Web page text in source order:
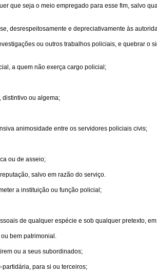
que seja o meio empregado para esse fim, salvo
desrespeitosamente e depreciativamente às
ou outros trabalhos policiais, e quebrar
a quem não exerça cargo policial;
distintivo ou algema;
animosidade entre os servidores policiais civis;
ou de asseio;
salvo em razão do serviço.
a instituição ou função policial;
de qualquer espécie e sob qualquer pretexto,
bem patrimonial.
ou a seus subordinados;
para si ou terceiros;